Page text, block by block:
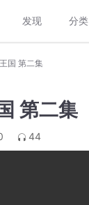
发现 分类
国 第二集
第二集
44